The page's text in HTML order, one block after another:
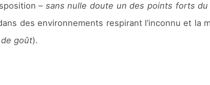
– sans nulle doute un des points forts du
des environnements respirant l’inconnu et la
goût).